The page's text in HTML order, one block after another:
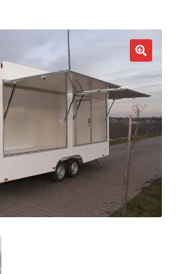
menu